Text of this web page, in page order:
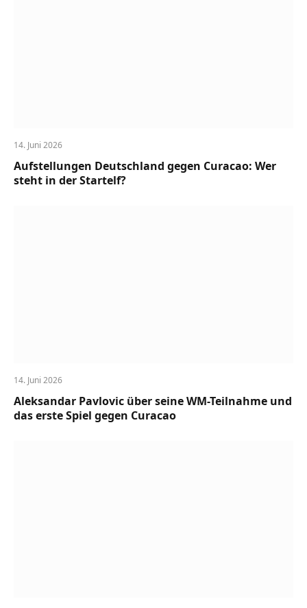
14. Juni 2026
Aufstellungen Deutschland gegen Curacao: Wer
steht in der Startelf?
14. Juni 2026
Aleksandar Pavlovic über seine WM-Teilnahme und
das erste Spiel gegen Curacao